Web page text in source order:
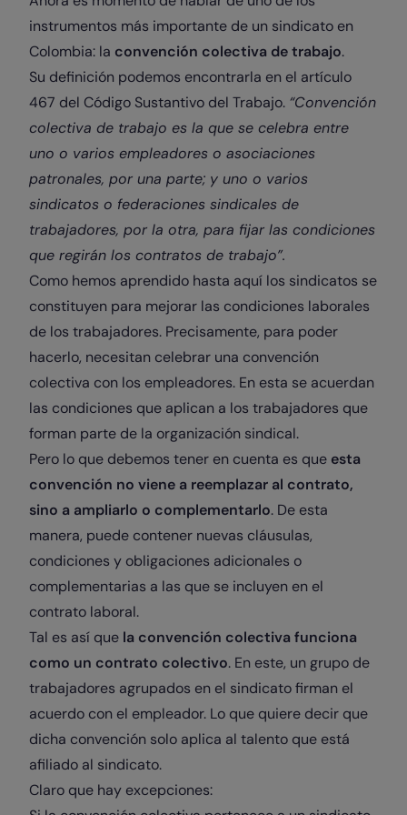
instrumentos más importante de un sindicato en
Colombia: la convención colectiva de trabajo.
Su definición podemos encontrarla en el artículo
467 del Código Sustantivo del Trabajo. “Convención
colectiva de trabajo es la que se celebra entre
uno o varios empleadores o asociaciones
patronales, por una parte; y uno o varios
sindicatos o federaciones sindicales de
trabajadores, por la otra, para fijar las condiciones
que regirán los contratos de trabajo”.
Como hemos aprendido hasta aquí los sindicatos se
constituyen para mejorar las condiciones laborales
de los trabajadores. Precisamente, para poder
hacerlo, necesitan celebrar una convención
colectiva con los empleadores. En esta se acuerdan
las condiciones que aplican a los trabajadores que
forman parte de la organización sindical.
Pero lo que debemos tener en cuenta es que esta
convención no viene a reemplazar al contrato,
sino a ampliarlo o complementarlo. De esta
manera, puede contener nuevas cláusulas,
condiciones y obligaciones adicionales o
complementarias a las que se incluyen en el
contrato laboral.
Tal es así que la convención colectiva funciona
como un contrato colectivo. En este, un grupo de
trabajadores agrupados en el sindicato firman el
acuerdo con el empleador. Lo que quiere decir que
dicha convención solo aplica al talento que está
afiliado al sindicato.
Claro que hay excepciones: